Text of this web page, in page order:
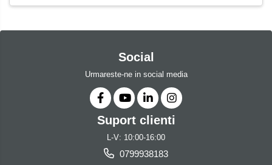
Social
Urmareste-ne in social media
Suport clienti
L-V: 10:00-16:00
0799938183